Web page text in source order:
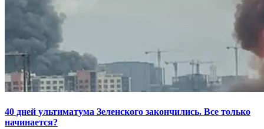
40 дней ультиматума Зеленского закончились. Все только
начинается?